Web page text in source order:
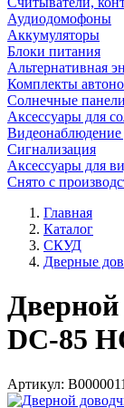
Аудиодомофоны
Аккумуляторы
Блоки питания
Альтернативная
Комплекты
Солнечные панели
Аксессуары для
Видеонаблюдение
Сигнализация
Аксессуары для
Снято с
Главная
Каталог
СКУД
Дверные
DC-85
Артикул: